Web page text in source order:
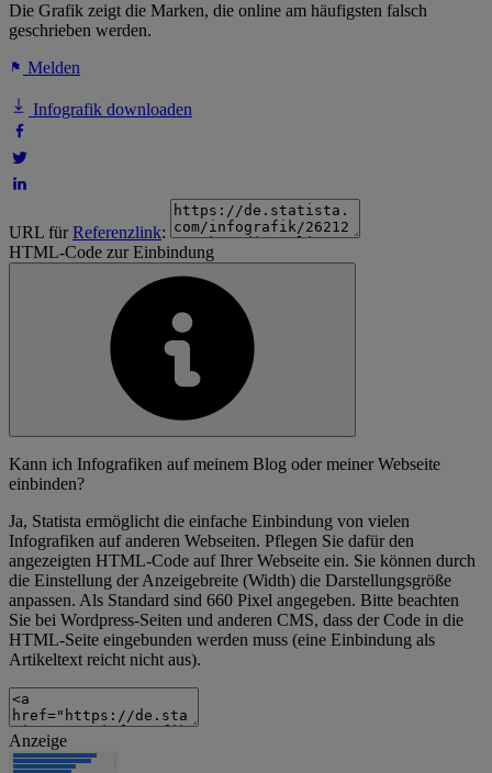
Die Grafik zeigt die Marken, die online am häufigsten falsch
geschrieben werden.
Melden
Infografik downloaden
URL fürReferenzlink:
HTML-Code zur Einbindung
Kann ich Infografiken auf meinem Blog oder meiner Webseite
einbinden?
Ja, Statista ermöglicht die einfache Einbindung von vielen
Infografiken auf anderen Webseiten. Pflegen Sie dafür den
angezeigten HTML-Code auf Ihrer Webseite ein. Sie können durch
die Einstellung der Anzeigebreite (Width) die Darstellungsgröße
anpassen. Als Standard sind 660 Pixel angegeben. Bitte beachten
Sie bei Wordpress-Seiten und anderen CMS, dass der Code in die
HTML-Seite eingebunden werden muss (eine Einbindung als
Artikeltext reicht nicht aus).
Anzeige